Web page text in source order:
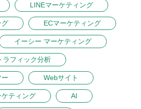
LINEマーケティング
グ ECマーケティング
イーシー マーケティング
ラフィック分析
Webサイト
ティング AI